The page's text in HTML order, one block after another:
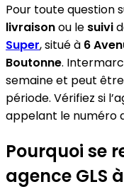
Pour toute question
livraisonou le suivi
Super, situé à 6
Boutonne.
semaine et peut
période. Vérifiez si
appelant le numéro
Pourquoi se
agence GLS